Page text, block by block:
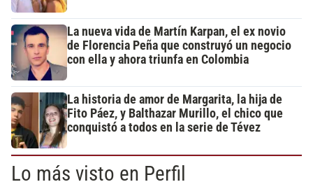
La nueva vida de Martín Karpan, el ex novio
de Florencia Peña que construyó un negocio
con ella y ahora triunfa en Colombia
La historia de amor de Margarita, la hija de
Fito Páez, y Balthazar Murillo, el chico que
conquistó a todos en la serie de Tévez
Lo más visto en Perfil